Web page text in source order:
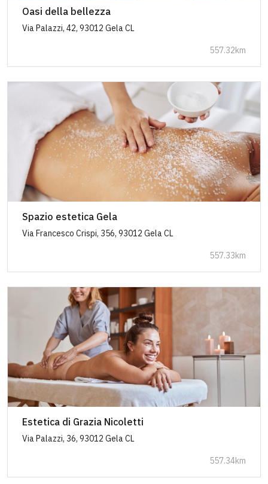
Oasi della bellezza
Via Palazzi, 42, 93012 Gela CL
557.32km
Spazio estetica Gela
Via Francesco Crispi, 356, 93012 Gela CL
557.33km
Estetica di Grazia Nicoletti
Via Palazzi, 36, 93012 Gela CL
557.34km